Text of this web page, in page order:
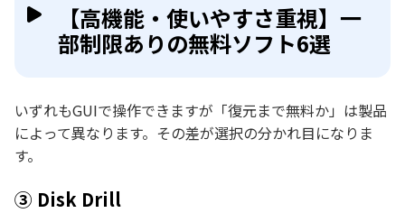
【高機能・使いやすさ重視】一
部制限ありの無料ソフト6選
いずれもGUIで操作できますが「復元まで無料か」は製品
によって異なります。その差が選択の分かれ目になりま
す。
③ Disk Drill